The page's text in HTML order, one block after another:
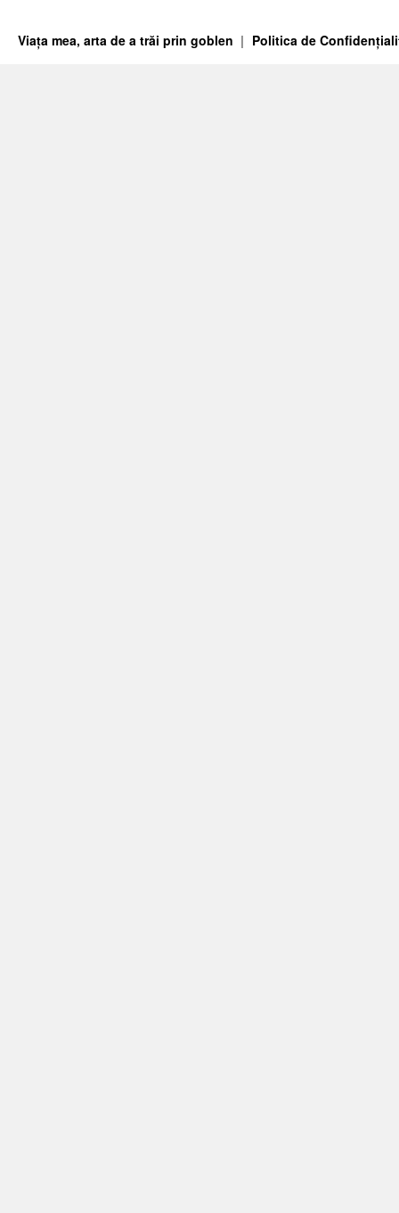
Viața mea, arta de a trăi prin goblen Politica de